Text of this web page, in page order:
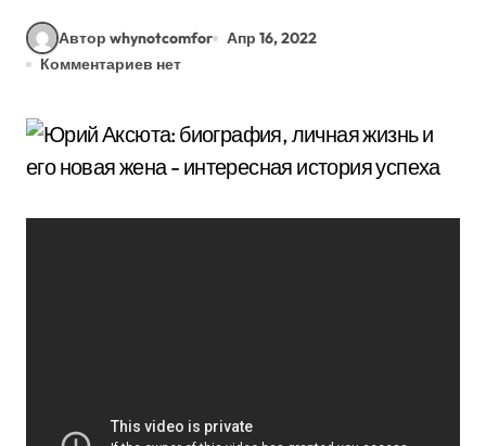
Автор whynotcomfor
Апр 16, 2022
Комментариев нет